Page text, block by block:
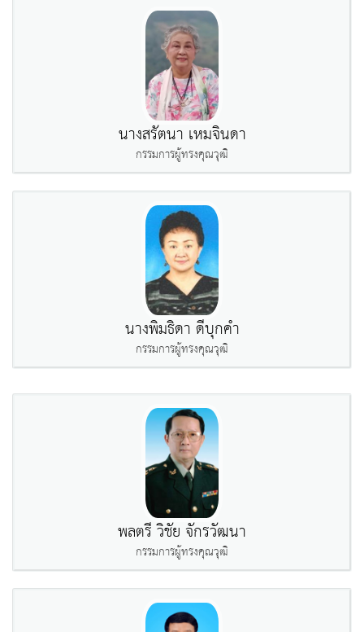
นางสรัตนา เหมจินดา
กรรมการผู้ทรงคุณวุฒิ
นางพิมธิดา ดีบุกคำ
กรรมการผู้ทรงคุณวุฒิ
พลตรี วิชัย จักรวัฒนา
กรรมการผู้ทรงคุณวุฒิ